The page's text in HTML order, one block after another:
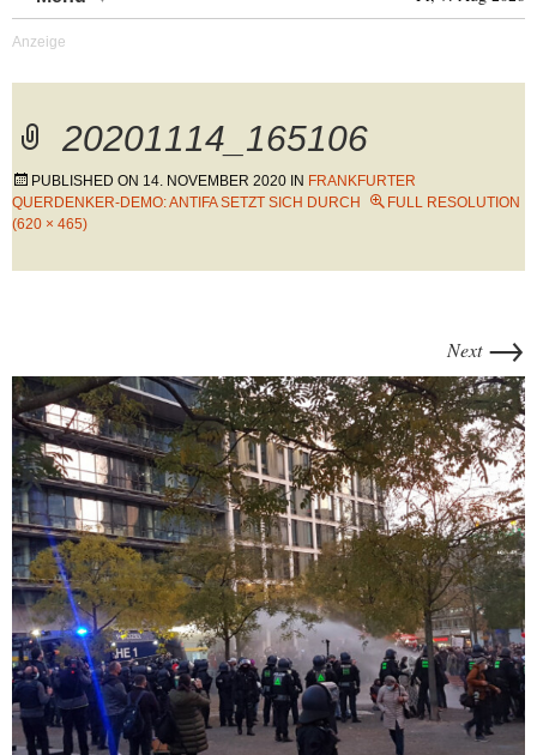
20201114_165106
PUBLISHED ON 14. NOVEMBER 2020 IN FRANKFURTER
QUERDENKER-DEMO: ANTIFA SETZT SICH DURCH
FULL RESOLUTION
(620 × 465)
Next →